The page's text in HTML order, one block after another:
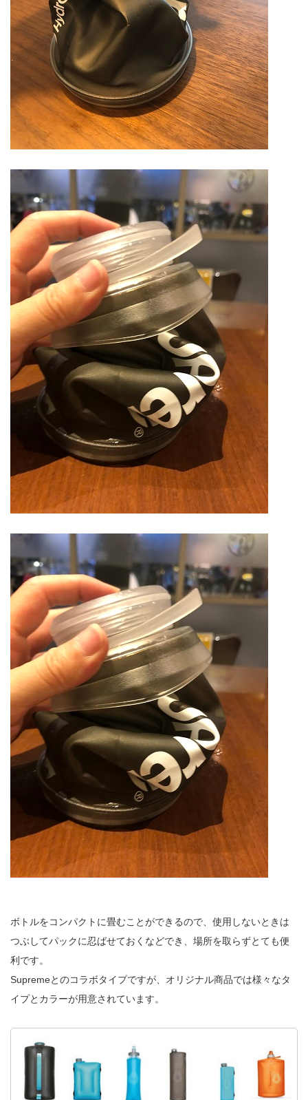
ボトルをコンパクトに畳むことができるので、使用しないときは
つぶしてパックに忍ばせておくなどでき、場所を取らずとても便
利です。
Supremeとのコラボタイプですが、オリジナル商品では様々なタ
イプとカラーが用意されています。